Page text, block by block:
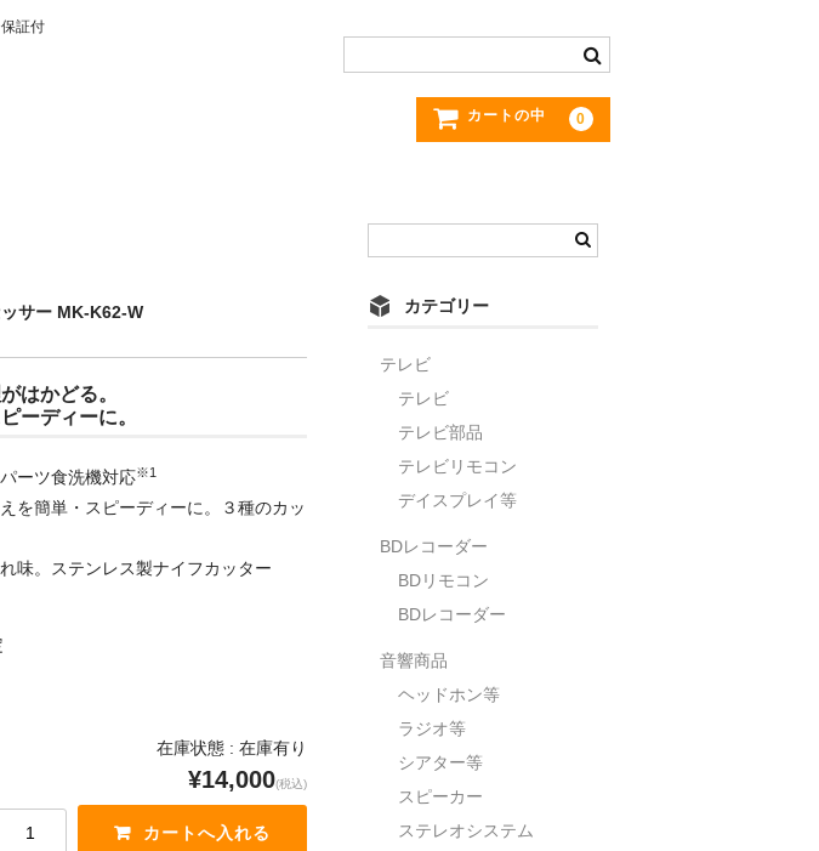
証付
カートの中 0
サー MK-K62-W
はかどる。
ーディーに。
ーツ食洗機対応※1
を簡単・スピーディーに。３種のカッ
味。ステンレス製ナイフカッター
在庫状態 : 在庫有り
¥14,000(税込)
カテゴリー
テレビ
テレビ
テレビ部品
テレビリモコン
デイスプレイ等
BDレコーダー
BDリモコン
BDレコーダー
音響商品
ヘッドホン等
ラジオ等
シアター等
スピーカー
ステレオシステム